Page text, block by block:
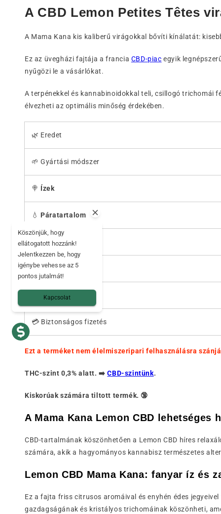
A CBD Lemon Petites Têtes
A Mama Kana kis kaliberű virágokkal bővíti kínálatát:
Ez az üvegházi fajtája a francia CBD-piac egyik
nyűgözi le a vásárlókat.
A terpénekkel és kannabinoidokkal teli, csillogó trichomái
élvezheti az optimális minőség érdekében.
🌿 Eredet
🌱 Gyártási módszer
🍭 Ízek
💧 Páratartalom
🌱Magok
🚚 Szállítás
🌍 Szállító ország
💳 Biztonságos fizetés
Ezt a terméket nem élelmiszeripari felhasználásra
THC-szint 0,3% alatt. ➡️CBD-szintünk.
Kiskorúak számára tiltott termék. 🔞
A Mama Kana Lemon CBD lehetséges
CBD-tartalmának köszönhetően a Lemon CBD híres
számára, akik a hagyományos kannabisz természetes
Lemon CBD Mama Kana: fanyar íz és
Ez a fajta friss citrusos aromáival és enyhén édes
gazdagságának és kristályos trichomáinak köszönheti,
Köszönjük, hogy
ellátogatott hozzánk!
Jelentkezzen be, hogy
igénybe vehesse az 5
pontos jutalmát!
Kapcsolat